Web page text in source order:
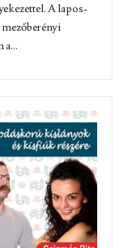
A lapos-
a...